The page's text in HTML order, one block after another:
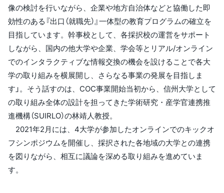
像の検討を行いながら、企業や地方自治体などと協働した即
効性のある『出口（就職先）』一体型の教育プログラムの確立を
目指しています。幹事校として、各採択校の運営をサポート
しながら、国内の他大学や企業、学会等とリアル/オンライン
でのインタラクティブな情報交換の機会を設けることで各大
学の取り組みを横展開し、さらなる事業の発展を目指しま
す」。そう話すのは、COC事業開始当初から、信州大学として
の取り組み全体の設計を担ってきた学術研究・産学官連携推
進機構（SUIRLO）の林靖人教授。
2021年2月には、4大学が参加したオンラインでのキックオ
フシンポジウムを開催し、採択された各地域の大学との連携
を図りながら、相互に議論を深める取り組みを進めていま
す。